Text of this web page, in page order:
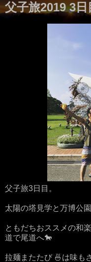
父子旅2019 3
父子旅3日目。
太陽の塔見学と万博公
ともだちおススメの和
道で尾道へ🐎
拉麺またたび 🍜は味も